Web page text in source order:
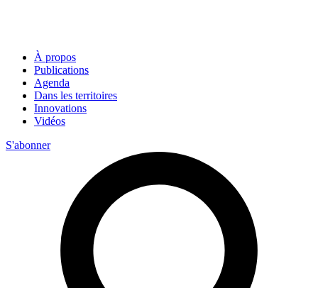
À propos
Publications
Agenda
Dans les territoires
Innovations
Vidéos
S'abonner